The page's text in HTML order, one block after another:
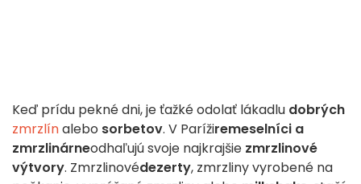
Keď prídu pekné dni, je ťažké odolať lákadlu dobrých
zmrzlínalebo sorbetov. V Parížiremeselníci a
zmrzlinárneodhaľujú svoje najkrajšie zmrzlinové
výtvory. Zmrzlinovédezerty, zmrzliny vyrobené na